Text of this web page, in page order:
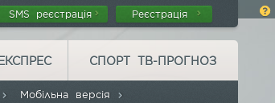
SMS реєстрація Реєстрація
Мобільна версія
СПОРТ ТВ-ПРОГНОЗ